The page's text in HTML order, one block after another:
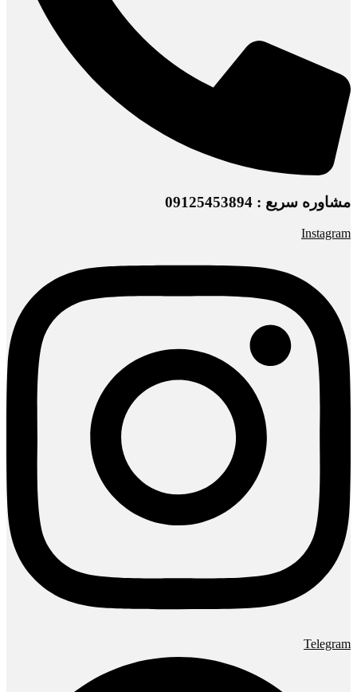
مشاوره سریع : 09125453894
Instagram
Telegram